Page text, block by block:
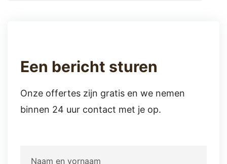
Een bericht sturen
Onze offertes zijn gratis en we nemen
binnen 24 uur contact met je op.